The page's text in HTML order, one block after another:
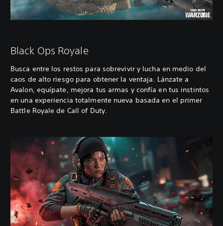
Black Ops Royale
Busca entre los restos para sobrevivir y lucha en medio del
caos de alto riesgo para obtener la ventaja. Lánzate a
Avalon, equípate, mejora tus armas y confía en tus instintos
en una experiencia totalmente nueva basada en el primer
Battle Royale de Call of Duty.